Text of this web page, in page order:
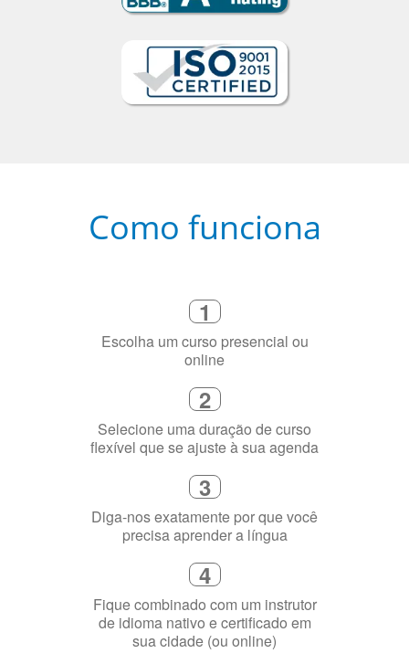
Como funciona
1
Escolha um curso presencial ou
online
2
Selecione uma duração de curso
flexível que se ajuste à sua agenda
3
Diga-nos exatamente por que você
precisa aprender a língua
4
Fique combinado com um instrutor
de idioma nativo e certificado em
sua cidade (ou online)